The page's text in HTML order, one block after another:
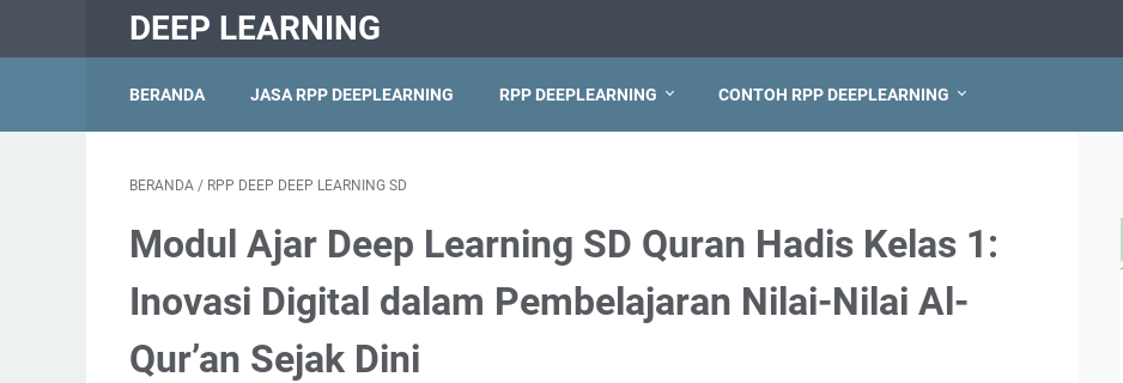
DEEP LEARNING
BERANDA JASA RPP DEEPLEARNING RPP DEEPLEARNING CONTOH RPP DEEPLEARNING
BERANDA / RPP DEEP DEEP LEARNING SD
Modul Ajar Deep Learning SD Quran Hadis Kelas 1:
Inovasi Digital dalam Pembelajaran Nilai-Nilai Al-
Qur’an Sejak Dini